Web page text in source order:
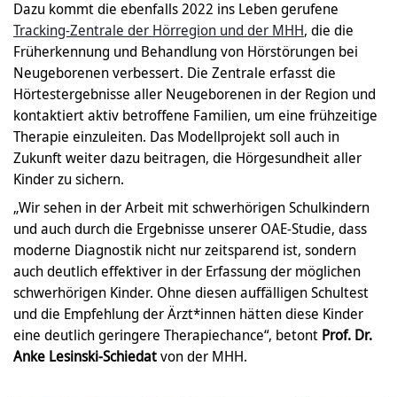
Dazu kommt die ebenfalls 2022 ins Leben gerufene
Tracking-Zentrale der Hörregion und der MHH, die die
Früherkennung und Behandlung von Hörstörungen bei
Neugeborenen verbessert. Die Zentrale erfasst die
Hörtestergebnisse aller Neugeborenen in der Region und
kontaktiert aktiv betroffene Familien, um eine frühzeitige
Therapie einzuleiten. Das Modellprojekt soll auch in
Zukunft weiter dazu beitragen, die Hörgesundheit aller
Kinder zu sichern.
„Wir sehen in der Arbeit mit schwerhörigen Schulkindern
und auch durch die Ergebnisse unserer OAE-Studie, dass
moderne Diagnostik nicht nur zeitsparend ist, sondern
auch deutlich effektiver in der Erfassung der möglichen
schwerhörigen Kinder. Ohne diesen auffälligen Schultest
und die Empfehlung der Ärzt*innen hätten diese Kinder
eine deutlich geringere Therapiechance“, betont Prof. Dr.
Anke Lesinski-Schiedatvon der MHH.